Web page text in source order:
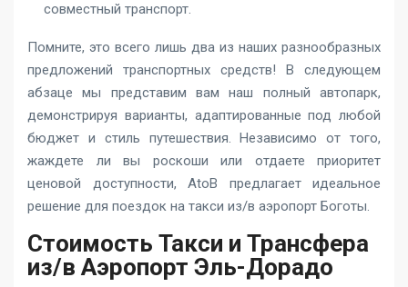
совместный транспорт.
Помните, это всего лишь два из наших разнообразных
предложений транспортных средств! В следующем
абзаце мы представим вам наш полный автопарк,
демонстрируя варианты, адаптированные под любой
бюджет и стиль путешествия. Независимо от того,
жаждете ли вы роскоши или отдаете приоритет
ценовой доступности, AtoB предлагает идеальное
решение для поездок на такси из/в аэропорт Боготы.
Стоимость Такси и Трансфера
из/в Аэропорт Эль-Дорадо